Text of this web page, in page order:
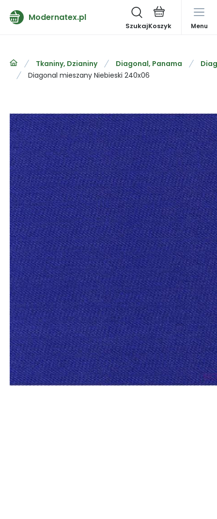
Modernatex.pl
Szukaj Menu
Tkaniny, Dzianiny Diagonal, Panama
Diagonal mieszany Niebieski 240x06